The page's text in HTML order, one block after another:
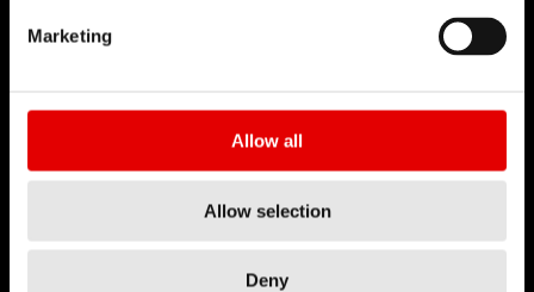
Marketing
Allow all
Allow selection
Deny
Mission
DT Swiss Global
Contrefaçon